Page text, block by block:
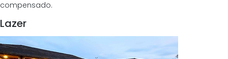
compensado.
Lazer